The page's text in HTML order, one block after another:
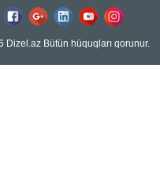
Dizel.az Bütün hüquqları qorunur.